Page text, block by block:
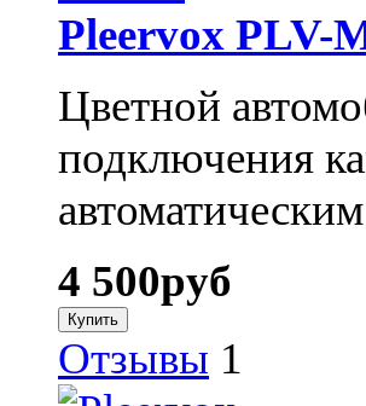
Pleervox PLV-
Цветной
подключения
4 500руб
Отзывы 1